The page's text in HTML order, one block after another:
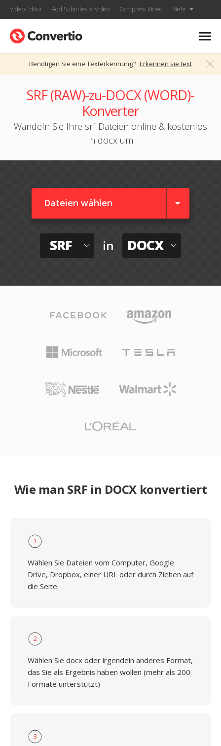
Video Editor Add Subtitles to Video Compress Video Mehr
Benötigen Sie eine Texterkennung? Erkennen sie text
SRF (RAW)-zu-DOCX (WORD)-
Konverter
Wandeln Sie Ihre srf-Dateien online & kostenlos
in docx um
Dateien wählen
SRF in DOCX
Wie man SRF in DOCX konvertiert
1
Wählen Sie Dateien vom Computer, Google
Drive, Dropbox, einer URL oder durch Ziehen auf
die Seite.
2
Wählen Sie docx oder irgendein anderes Format,
das Sie als Ergebnis haben wollen (mehr als 200
Formate unterstützt)
3